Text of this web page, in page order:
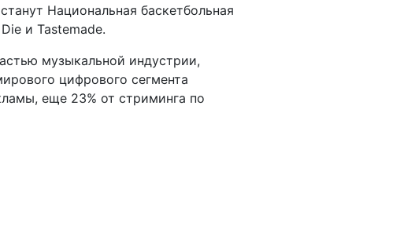
Национальная баскетбольная
и Tastemade.
музыкальной индустрии,
цифрового сегмента
еще 23% от стриминга по